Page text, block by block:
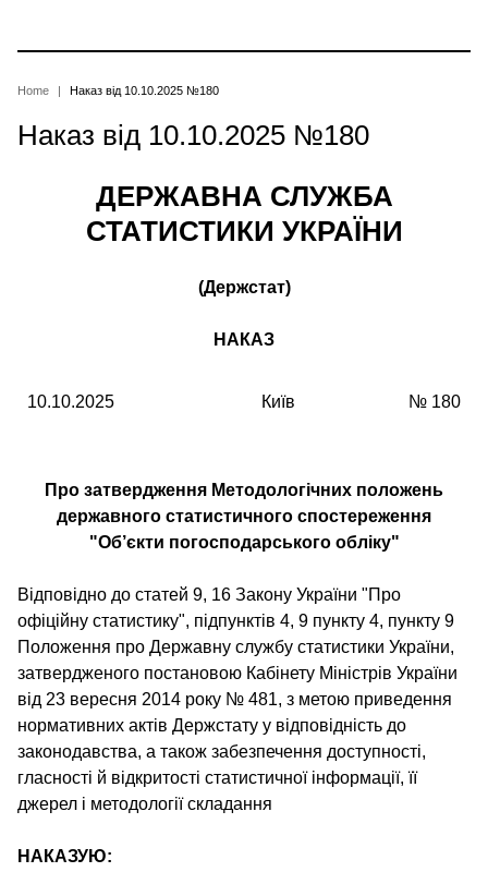
main
Breadcrumb
Home Наказ від 10.10.2025 №180
Наказ від 10.10.2025 №180
ДЕРЖАВНА СЛУЖБА
СТАТИСТИКИ УКРАЇНИ
(Держстат)
НАКАЗ
10.10.2025 Київ № 180
Про затвердження Методологічних положень
державного статистичного спостереження
"Об’єкти погосподарського обліку"
Відповідно до статей 9, 16 Закону України "Про
офіційну статистику", підпунктів 4, 9 пункту 4, пункту 9
Положення про Державну службу статистики України,
затвердженого постановою Кабінету Міністрів України
від 23 вересня 2014 року № 481, з метою приведення
нормативних актів Держстату у відповідність до
законодавства, а також забезпечення доступності,
гласності й відкритості статистичної інформації, її
джерел і методології складання
НАКАЗУЮ: